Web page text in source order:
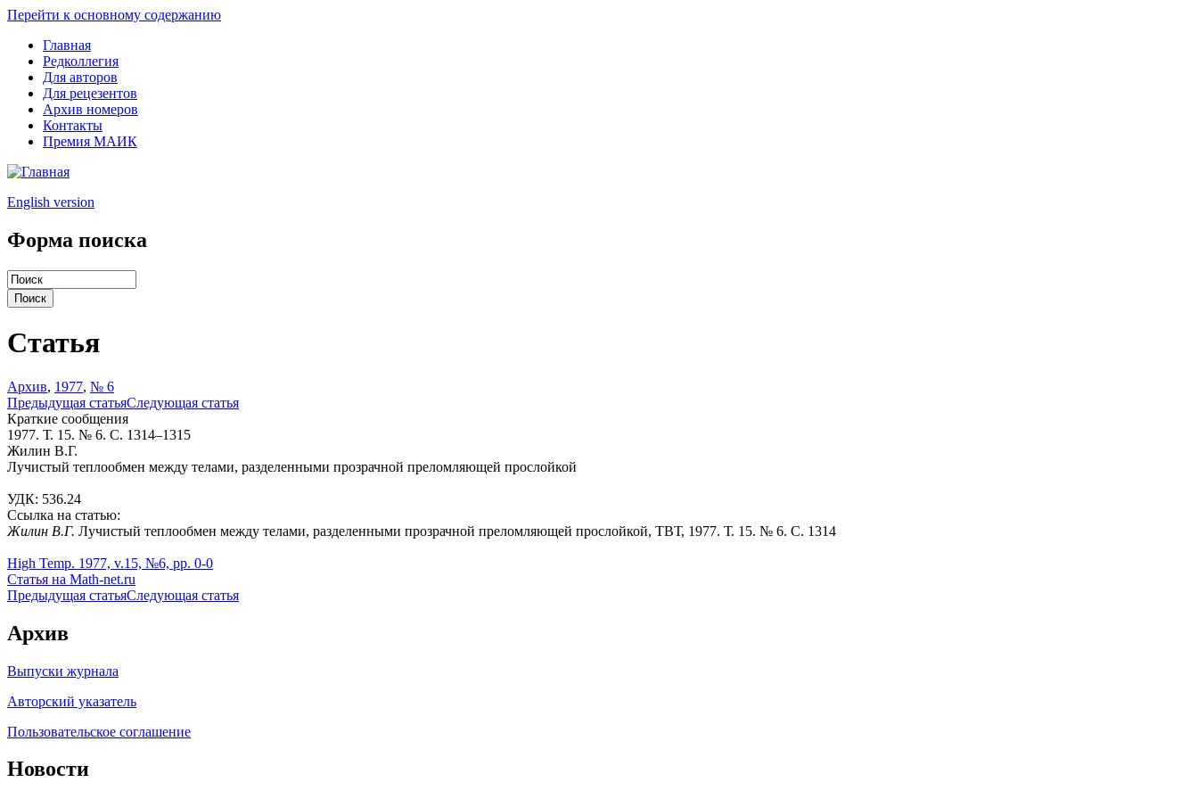
Перейти к основному содержанию
Главная
Редколлегия
Для авторов
Для рецезентов
Архив номеров
Контакты
Премия МАИК
English version
Форма поиска
Статья
Архив, 1977, № 6
Предыдущая статьяСледующая статья
Краткие сообщения
1977. Т. 15. № 6. С. 1314–1315
Жилин В.Г.
Лучистый теплообмен между телами, разделенными прозрачной преломляющей прослойкой
УДК: 536.24
Ссылка на статью:
Жилин В.Г. Лучистый теплообмен между телами, разделенными прозрачной преломляющей прослойкой, ТВТ, 1977. Т. 15. № 6. С. 1314
High Temp. 1977, v.15, №6, pp. 0-0
Статья на Math-net.ru
Предыдущая статьяСледующая статья
Архив
Выпуски журнала
Авторский указатель
Пользовательское соглашение
Новости